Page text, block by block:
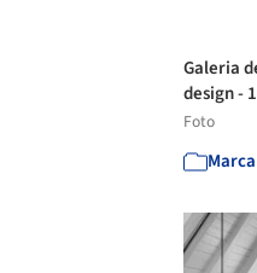
Galeria
design -
Foto